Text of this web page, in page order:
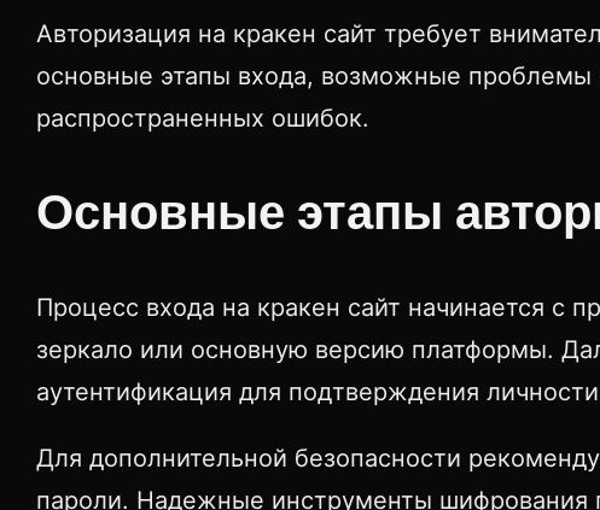
Авторизация на кракен сайт требует
основные этапы входа, возможные проблемы
распространенных ошибок.
Основные этапы
Процесс входа на кракен сайт начинается с
зеркало или основную версию платформы.
аутентификация для подтверждения
Для дополнительной безопасности
пароли. Надежные инструменты шифрования